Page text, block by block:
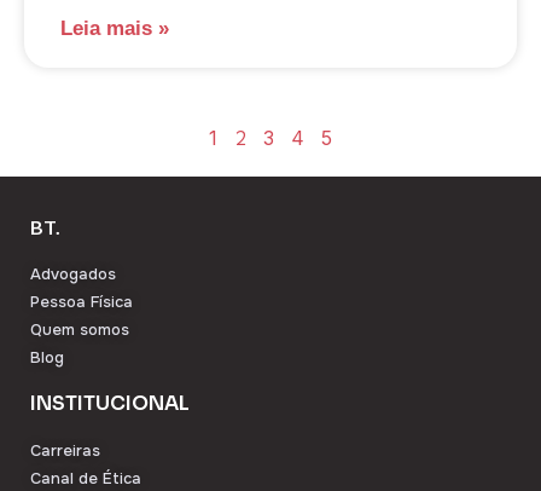
Leia mais »
1 2 3 4 5
BT.
Advogados
Pessoa Física
Quem somos
Blog
INSTITUCIONAL
Carreiras
Canal de Ética